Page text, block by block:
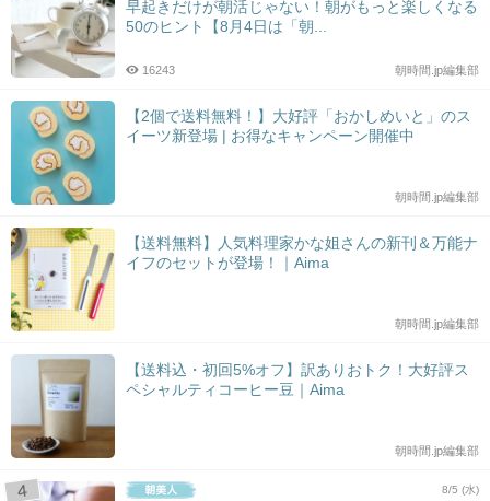
早起きだけが朝活じゃない！朝がもっと楽しくなる
50のヒント【8月4日は「朝...
朝時間.jp編集部
16243
【2個で送料無料！】大好評「おかしめいと」のス
イーツ新登場 | お得なキャンペーン開催中
朝時間.jp編集部
【送料無料】人気料理家かな姐さんの新刊＆万能ナ
イフのセットが登場！｜Aima
朝時間.jp編集部
【送料込・初回5%オフ】訳ありおトク！大好評ス
ペシャルティコーヒー豆｜Aima
朝時間.jp編集部
8/5 (水)